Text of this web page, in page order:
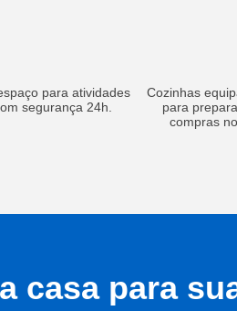
para atividades
segurança 24h.
Cozinhas
para
compras
casa para